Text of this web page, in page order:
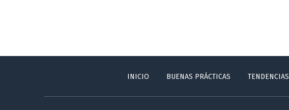
INICIO BUENAS PRÁCTICAS TENDENCIAS